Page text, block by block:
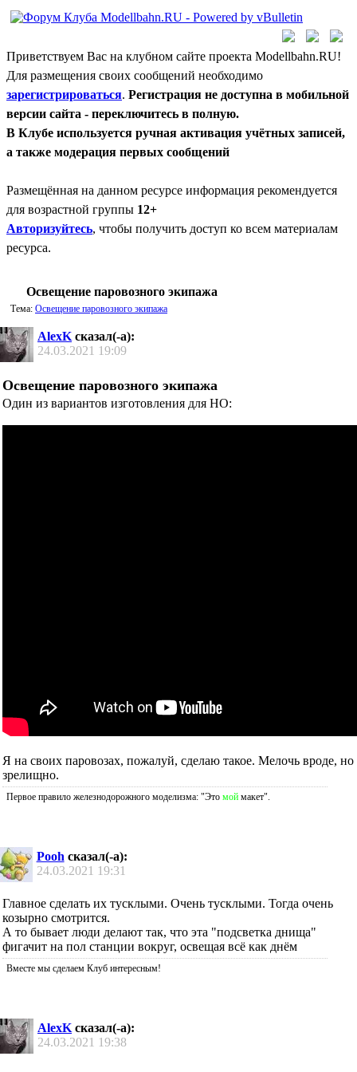
Приветствуем Вас на клубном сайте проекта Modellbahn.RU!
Для размещения своих сообщений необходимо
зарегистрироваться. Регистрация не доступна в мобильной
версии сайта - переключитесь в полную.
В Клубе используется ручная активация учётных записей,
а также модерация первых сообщений
Размещённая на данном ресурсе информация рекомендуется
для возрастной группы 12+
Авторизуйтесь, чтобы получить доступ ко всем материалам
ресурса.
Освещение паровозного экипажа
Тема: Освещение паровозного экипажа
AlexK сказал(-а):
24.03.2021 19:09
Освещение паровозного экипажа
Один из вариантов изготовления для НО:
Я на своих паровозах, пожалуй, сделаю такое. Мелочь вроде, но
зрелищно.
Первое правило железнодорожного моделизма: "Это мой макет".
Pooh сказал(-а):
24.03.2021 19:31
Главное сделать их тусклыми. Очень тусклыми. Тогда очень
козырно смотрится.
А то бывает люди делают так, что эта "подсветка днища"
фигачит на пол станции вокруг, освещая всё как днём
Вместе мы сделаем Клуб интересным!
AlexK сказал(-а):
24.03.2021 19:38